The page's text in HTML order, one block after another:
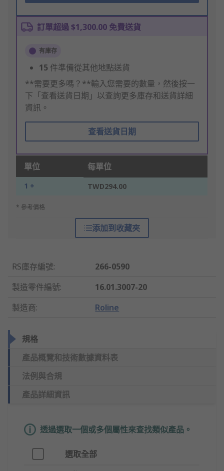
訂單超過 $1,300.00 免費送貨
有庫存
15 件準備從其他地點送貨
**需要更多嗎？**輸入您需要的數量，然後按一
下「查看送貨日期」以查詢更多庫存和送貨詳細
資訊。
查看送貨日期
單位 每單位
1 + TWD294.00
* 參考價格
添加到收藏夾
RS庫存編號:
266-0590
製造零件編號:
16.01.3007-20
製造商: Roline
規格
產品概覽和技術數據資料表
法例與合規
產品詳細資訊
透過選取一個或多個屬性來查找類似產品。
選取全部